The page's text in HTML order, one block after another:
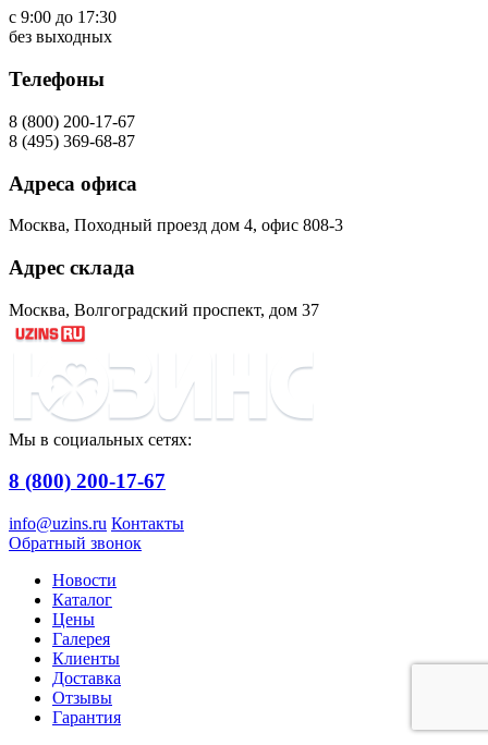
с 9:00 до 17:30
без выходных
Телефоны
8 (800) 200-17-67
8 (495) 369-68-87
Адреса офиса
Москва, Походный проезд дом 4, офис 808-3
Адрес склада
Москва, Волгоградский проспект, дом 37
Мы в социальных сетях:
8 (800) 200-17-67
info@uzins.ru Контакты
Обратный звонок
Новости
Каталог
Цены
Галерея
Клиенты
Доставка
Отзывы
Гарантия